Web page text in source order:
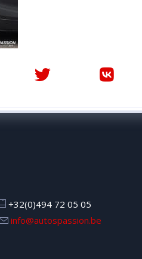
+32(0)494 72 05 05
info@autospassion.be